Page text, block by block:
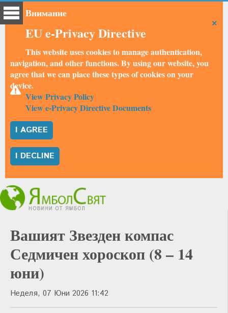
×
Внимание
EU e-Privacy Directive
This website uses cookies to manage authentication,
navigation, and other functions. By using our website, you
agree that we can place these types of cookies on your
device.
View Privacy Policy
View e-Privacy Directive Documents
I AGREE
I DECLINE
Вашият Звезден компас
Седмичен хороскоп (8 – 14
юни)
Неделя, 07 Юни 2026 11:42